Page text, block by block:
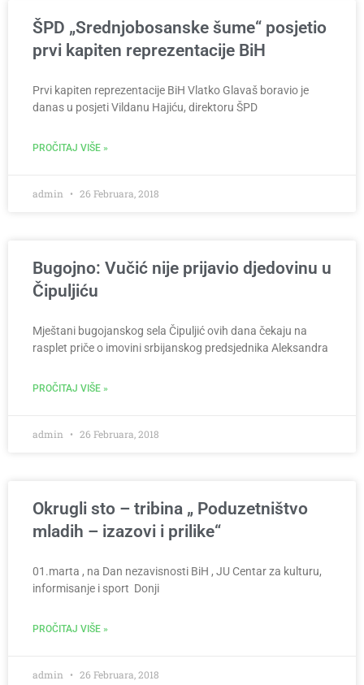
ŠPD „Srednjobosanske šume“ posjetio
prvi kapiten reprezentacije BiH
Prvi kapiten reprezentacije BiH Vlatko Glavaš boravio je
danas u posjeti Vildanu Hajiću, direktoru ŠPD
PROČITAJ VIŠE »
admin 26 Februara, 2018
Bugojno: Vučić nije prijavio djedovinu u
Čipuljiću
Mještani bugojanskog sela Čipuljić ovih dana čekaju na
rasplet priče o imovini srbijanskog predsjednika Aleksandra
PROČITAJ VIŠE »
admin 26 Februara, 2018
Okrugli sto – tribina „ Poduzetništvo
mladih – izazovi i prilike“
01.marta , na Dan nezavisnosti BiH , JU Centar za kulturu,
informisanje i sport Donji
PROČITAJ VIŠE »
admin 26 Februara, 2018